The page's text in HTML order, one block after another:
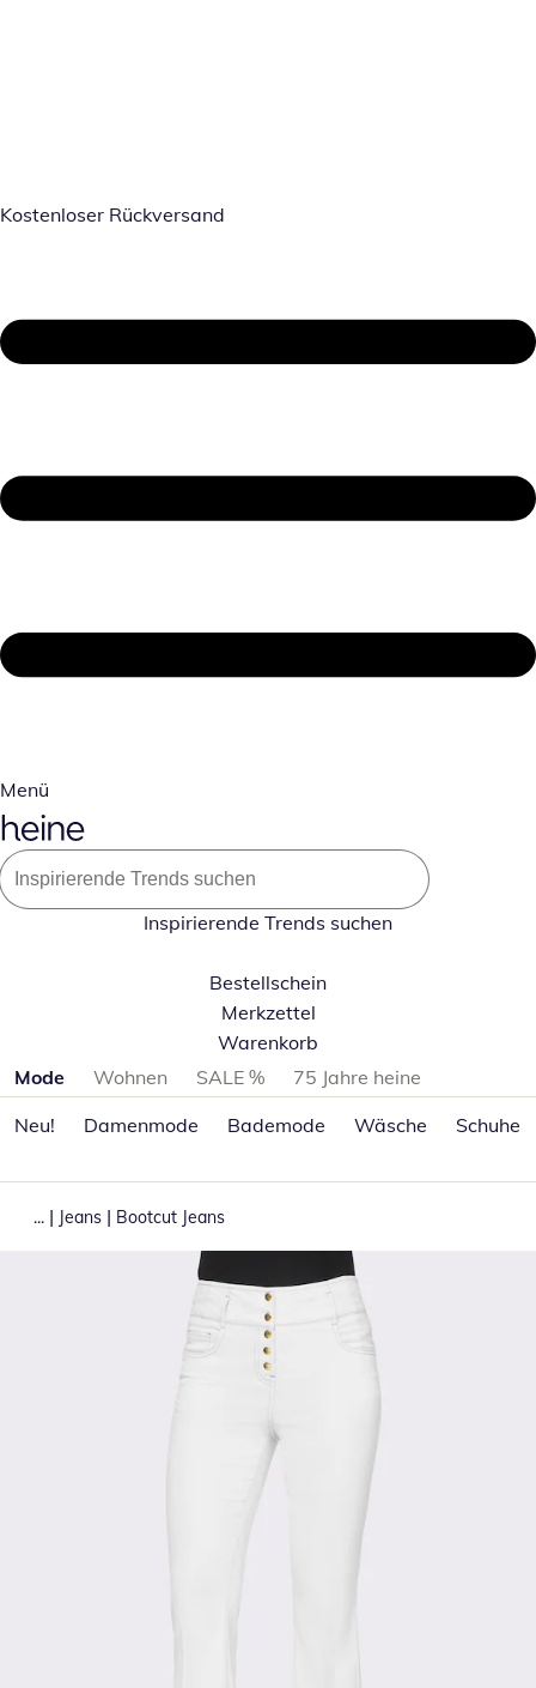
Kostenloser Rückversand
Menü
Inspirierende Trends suchen
Bestellschein
Merkzettel
Warenkorb
Produktkategorien überspringen
Mode Wohnen SALE %
75 Jahre heine
Neu!
Damenmode Bademode Wäsche Schuhe
... | Jeans | Bootcut Jeans